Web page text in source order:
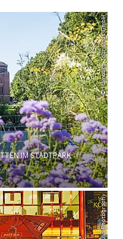
© Hamburg Tourismus GmbH
IM STADTPARK